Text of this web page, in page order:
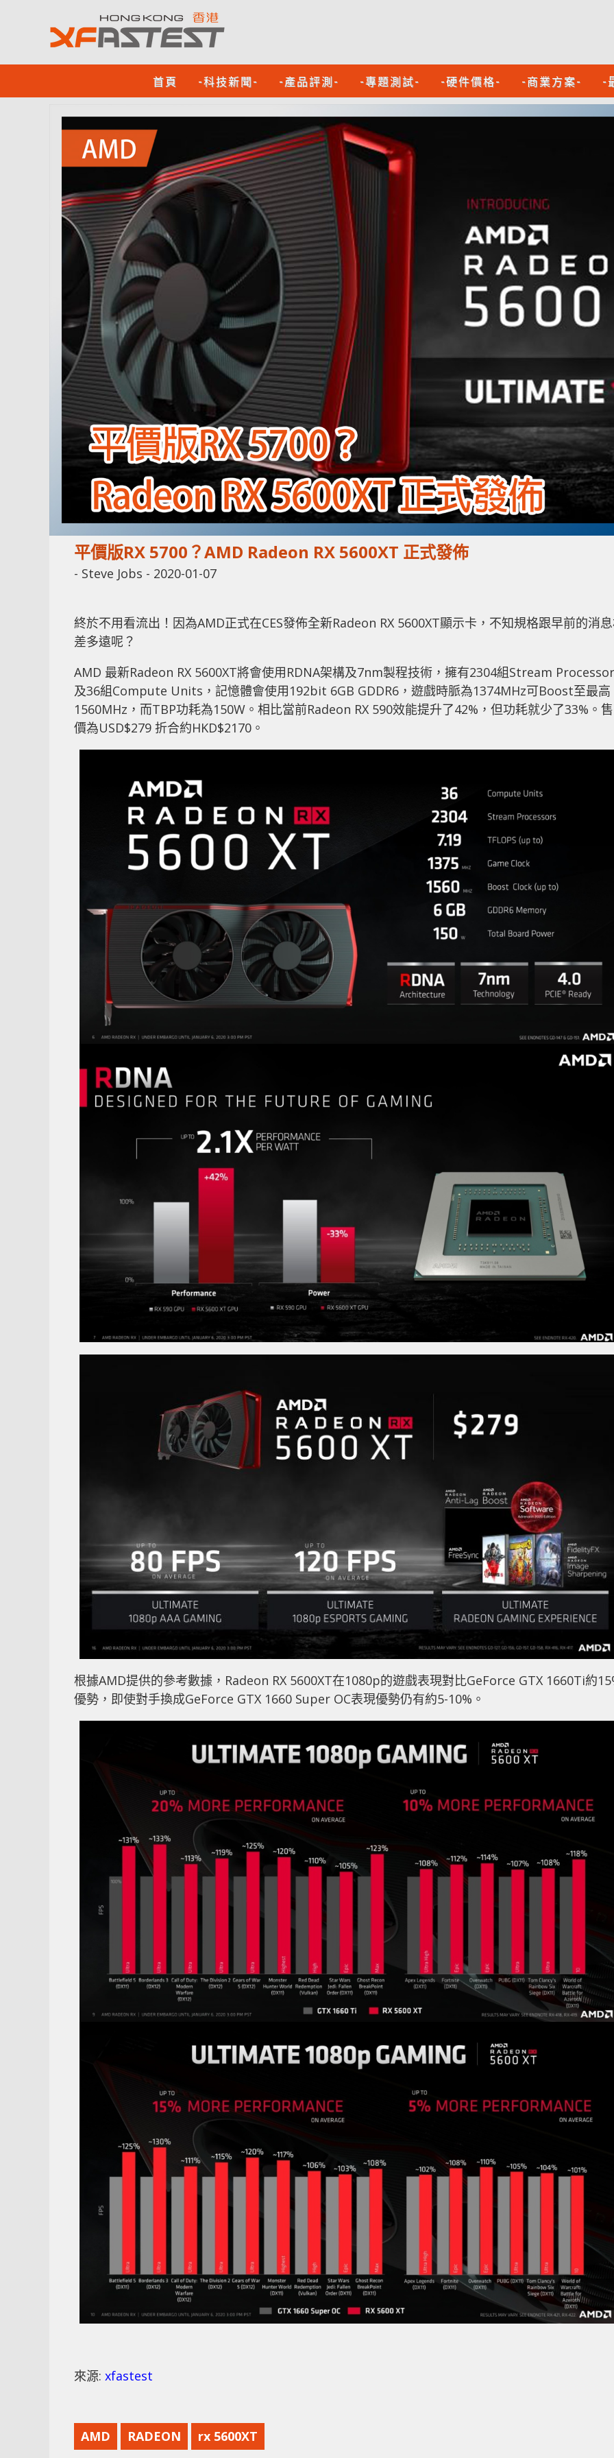
首頁 -科技新聞- -產品評測- -專題測試- -硬件價格- -商業方案- -
平價版RX 5700？AMD Radeon RX 5600XT 正式發佈
- Steve Jobs - 2020-01-07
終於不用看流出！因為AMD正式在CES發佈全新Radeon RX 5600XT顯示卡，不知規格跟早前的消
差多遠呢？
AMD 最新Radeon RX 5600XT將會使用RDNA架構及7nm製程技術，擁有2304組Stream
及36組Compute Units，記憶體會使用192bit 6GB GDDR6，遊戲時脈為1374MHz可Boost至最高
1560MHz，而TBP功耗為150W。相比當前Radeon RX 590效能提升了42%，但功耗就少了33%。售
價為USD$279 折合約HKD$2170。
根據AMD提供的參考數據，Radeon RX 5600XT在1080p的遊戲表現對比GeForce GTX 1660Ti約
優勢，即使對手換成GeForce GTX 1660 Super OC表現優勢仍有約5-10%。
來源: xfastest
AMD RADEON rx 5600XT